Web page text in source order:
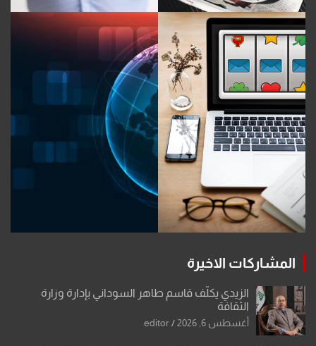
المشاركات الاخيرة
الزيدي يكلّف قاسم طاهر السوداني بإدارة وزارة
الثقافة
أغسطس 6, 2026 editor